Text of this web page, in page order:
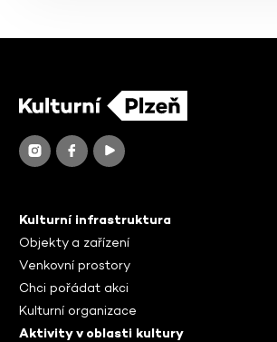
Kulturní infrastruktura
Objekty a zařízení
Venkovní prostory
Chci pořádat akci
Kulturní organizace
Aktivity v oblasti kultury